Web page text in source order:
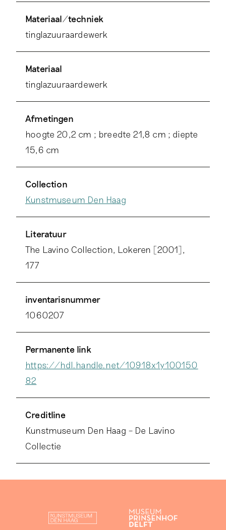
Materiaal/techniek
tinglazuuraardewerk
Materiaal
tinglazuuraardewerk
Afmetingen
hoogte 20,2 cm ; breedte 21,8 cm ; diepte
15,6 cm
Collection
Kunstmuseum Den Haag
Literatuur
The Lavino Collection, Lokeren [2001],
177
inventarisnummer
1060207
Permanente link
https://hdl.handle.net/10918x1y100150
82
Creditline
Kunstmuseum Den Haag – De Lavino
Collectie